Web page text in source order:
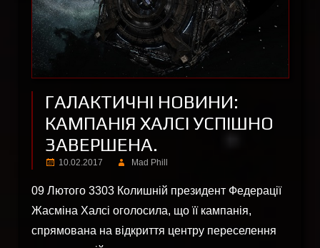
ГАЛАКТИЧНІ НОВИНИ:
КАМПАНІЯ ХАЛСІ УСПІШНО
ЗАВЕРШЕНА.
10.02.2017 Mad Phill
09 Лютого 3303 Колишній президент Федерації
Жасміна Халсі оголосила, що її кампанія,
спрямована на відкриття центру переселення